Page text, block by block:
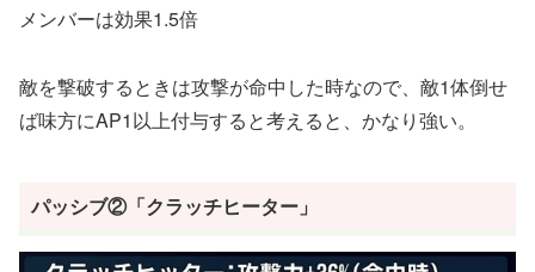
メンバーは効果1.5倍
敵を撃破するときは攻撃が命中した時なので、敵1体倒せ
ば味方にAP1以上付与すると考えると、かなり強い。
パッシブ②「クラッチヒーター」